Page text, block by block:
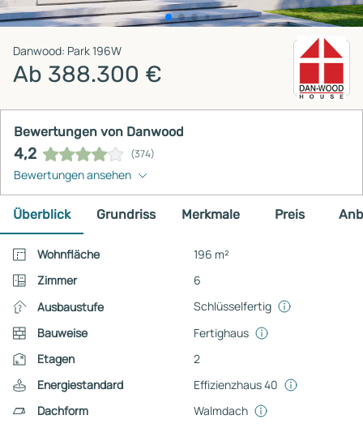
Danwood: Park 196W
Ab 388.300 €
Bewertungen von Danwood
4,2 (374)
Bewertungen ansehen
Überblick Grundriss Merkmale Preis
Wohnfläche
196 m²
Zimmer
6
Ausbaustufe
Schlüsselfertig
Bauweise
Fertighaus
Etagen
2
Energiestandard
Effizienzhaus 40
Dachform
Walmdach